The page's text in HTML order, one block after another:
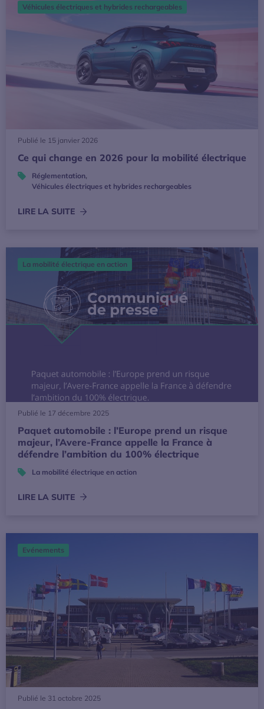
Véhicules électriques et hybrides rechargeables
Publié le 15 janvier 2026
Ce qui change en 2026 pour la mobilité électrique
Réglementation,
Véhicules électriques et hybrides rechargeables
LIRE LA SUITE
Paquet automobile : l’Europe prend un risque majeur,
La mobilité électrique en action
Publié le 17 décembre 2025
Paquet automobile : l’Europe prend un risque
majeur, l’Avere-France appelle la France à
défendre l’ambition du 100% électrique
La mobilité électrique en action
LIRE LA SUITE
Evénements
Publié le 31 octobre 2025